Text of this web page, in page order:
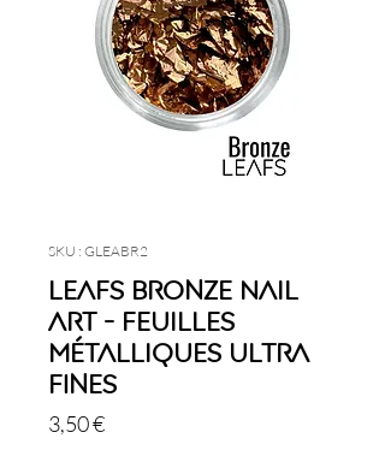
SKU : GLEABR2
Leafs Bronze Nail
Art - Feuilles
métalliques ultra
fines
3,50 €Prix